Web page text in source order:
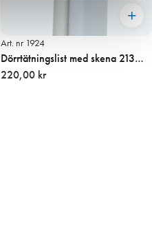
Art. nr 1924
Dörrtätningslist med skena 213
cm, VIT med skruv
220,00 kr